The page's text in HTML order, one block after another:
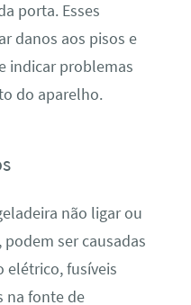
porta. Esses
danos aos pisos e
indicar problemas
do aparelho.
não ligar ou
ser causadas
elétrico, fusíveis
na fonte de